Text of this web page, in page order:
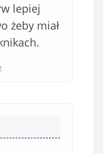
lepiej
żeby miał